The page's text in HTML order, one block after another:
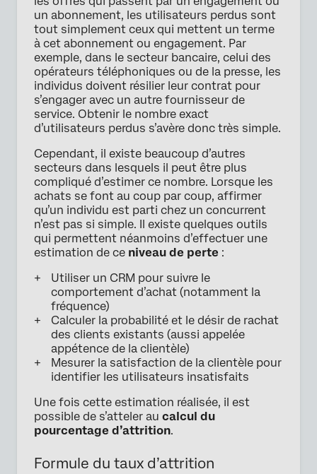
un abonnement, les utilisateurs perdus sont
tout simplement ceux qui mettent un terme
à cet abonnement ou engagement. Par
exemple, dans le secteur bancaire, celui des
opérateurs téléphoniques ou de la presse, les
individus doivent résilier leur contrat pour
s’engager avec un autre fournisseur de
service. Obtenir le nombre exact
d’utilisateurs perdus s’avère donc très simple.
Cependant, il existe beaucoup d’autres
secteurs dans lesquels il peut être plus
compliqué d’estimer ce nombre. Lorsque les
achats se font au coup par coup, affirmer
qu’un individu est parti chez un concurrent
n’est pas si simple. Il existe quelques outils
qui permettent néanmoins d’effectuer une
estimation de ce niveau de perte :
Utiliser un CRM pour suivre le
comportement d’achat (notamment la
fréquence)
Calculer la probabilité et le désir de rachat
des clients existants (aussi appelée
appétence de la clientèle)
Mesurer la satisfaction de la clientèle pour
identifier les utilisateurs insatisfaits
Une fois cette estimation réalisée, il est
possible de s’atteler au calcul du
pourcentage d’attrition.
Formule du taux d’attrition